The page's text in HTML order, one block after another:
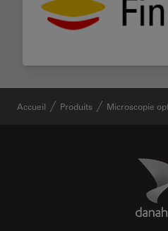
Accueil Produits Microscopie